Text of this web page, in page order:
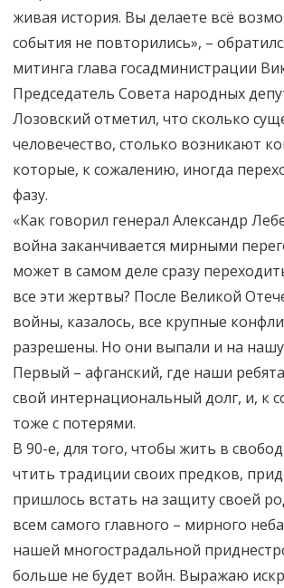
живая история. Вы делаете всё
события не повторились», –
митинга глава госадминистрации
Председатель Совета народных
Лозовский отметил, что сколько
человечество, столько возникают
которые, к сожалению, иногда
фазу.
«Как говорил генерал Александр
война заканчивается мирными
может в самом деле сразу
все эти жертвы? После Великой
войны, казалось, все крупные
разрешены. Но они выпали и на нашу
Первый – афганский, где наши
свой интернациональный долг, и, к
тоже с потерями.
В 90-е, для того, чтобы жить в
чтить традиции своих предков,
пришлось встать на защиту своей
всем самого главного – мирного
нашей многострадальной
больше не будет войн. Выражаю